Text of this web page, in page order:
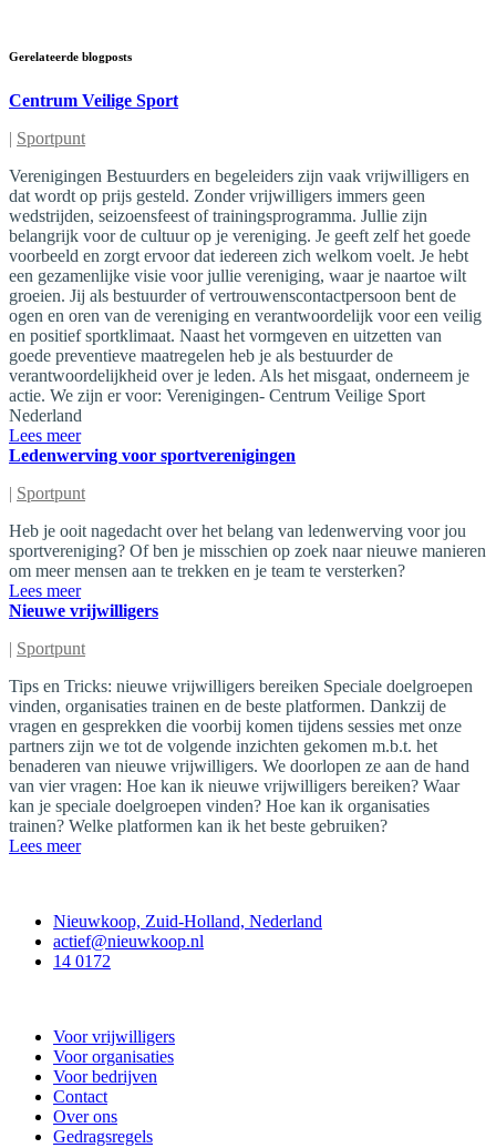
Gerelateerde blogposts
Centrum Veilige Sport
| Sportpunt
Verenigingen Bestuurders en begeleiders zijn vaak vrijwilligers en
dat wordt op prijs gesteld. Zonder vrijwilligers immers geen
wedstrijden, seizoensfeest of trainingsprogramma. Jullie zijn
belangrijk voor de cultuur op je vereniging. Je geeft zelf het goede
voorbeeld en zorgt ervoor dat iedereen zich welkom voelt. Je hebt
een gezamenlijke visie voor jullie vereniging, waar je naartoe wilt
groeien. Jij als bestuurder of vertrouwenscontactpersoon bent de
ogen en oren van de vereniging en verantwoordelijk voor een veilig
en positief sportklimaat. Naast het vormgeven en uitzetten van
goede preventieve maatregelen heb je als bestuurder de
verantwoordelijkheid over je leden. Als het misgaat, onderneem je
actie. We zijn er voor: Verenigingen- Centrum Veilige Sport
Nederland
Lees meer
Ledenwerving voor sportverenigingen
| Sportpunt
Heb je ooit nagedacht over het belang van ledenwerving voor jou
sportvereniging? Of ben je misschien op zoek naar nieuwe manieren
om meer mensen aan te trekken en je team te versterken?
Lees meer
Nieuwe vrijwilligers
| Sportpunt
Tips en Tricks: nieuwe vrijwilligers bereiken Speciale doelgroepen
vinden, organisaties trainen en de beste platformen. Dankzij de
vragen en gesprekken die voorbij komen tijdens sessies met onze
partners zijn we tot de volgende inzichten gekomen m.b.t. het
benaderen van nieuwe vrijwilligers. We doorlopen ze aan de hand
van vier vragen: Hoe kan ik nieuwe vrijwilligers bereiken? Waar
kan je speciale doelgroepen vinden? Hoe kan ik organisaties
trainen? Welke platformen kan ik het beste gebruiken?
Lees meer
Nieuwkoop, Zuid-Holland, Nederland
actief@nieuwkoop.nl
14 0172
Voor vrijwilligers
Voor organisaties
Voor bedrijven
Contact
Over ons
Gedragsregels